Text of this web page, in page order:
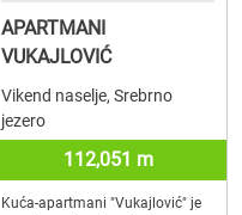
APARTMANI
VUKAJLOVIĆ
Vikend naselje, Srebrno
jezero
112,051 m
Kuća-apartmani "Vukajlović" je